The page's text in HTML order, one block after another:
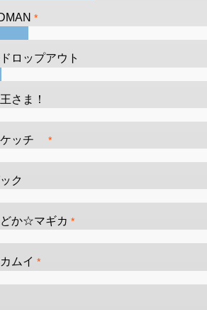
*
ロップアウト
さま！
ケッチ
*
ク
か☆マギカ *
ムイ *